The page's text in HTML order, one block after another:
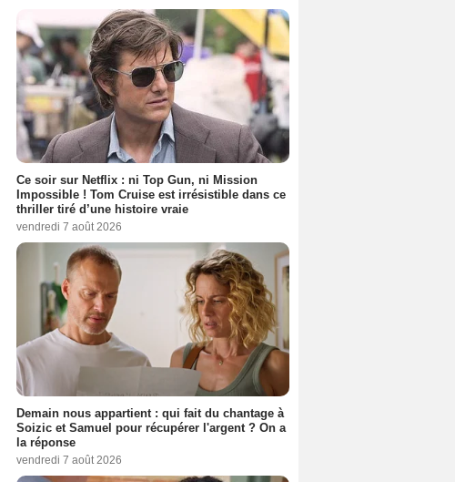
Ce soir sur Netflix : ni Top Gun, ni Mission
Impossible ! Tom Cruise est irrésistible dans ce
thriller tiré d’une histoire vraie
vendredi 7 août 2026
Demain nous appartient : qui fait du chantage à
Soizic et Samuel pour récupérer l'argent ? On a
la réponse
vendredi 7 août 2026